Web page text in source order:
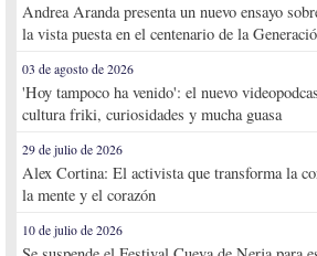
Andrea Aranda presenta un nuevo ensayo
la vista puesta en el centenario de la
03 de agosto de 2026
'Hoy tampoco ha venido': el nuevo
cultura friki, curiosidades y mucha guasa
29 de julio de 2026
Alex Cortina: El activista que transforma la
la mente y el corazón
10 de julio de 2026